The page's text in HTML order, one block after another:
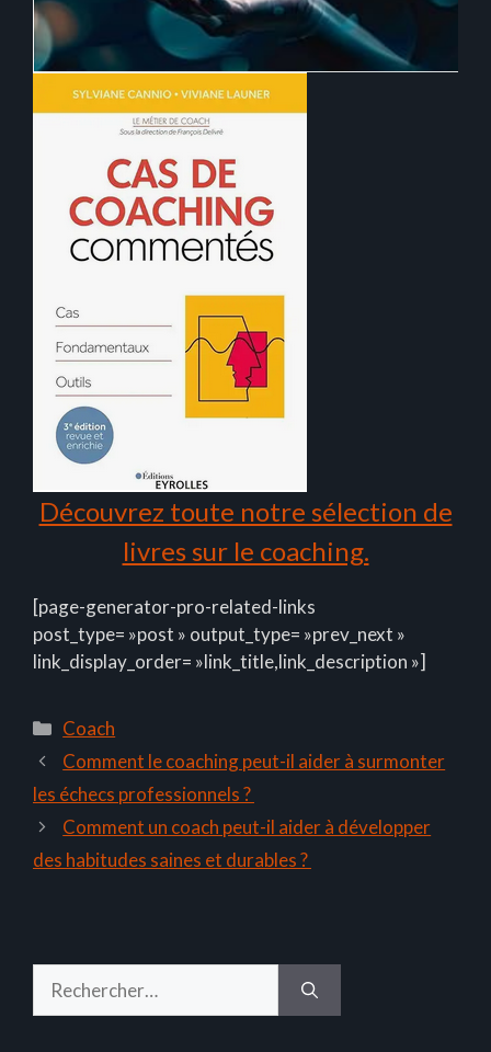
Découvrez toute notre sélection de
livres sur le coaching.
[page-generator-pro-related-links
post_type= »post » output_type= »prev_next »
link_display_order= »link_title,link_description »]
Catégories
Coach
Comment le coaching peut-il aider à surmonter
les échecs professionnels ?
Comment un coach peut-il aider à développer
des habitudes saines et durables ?